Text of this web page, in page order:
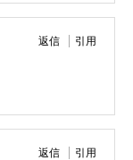
返信 引用
返信 引用